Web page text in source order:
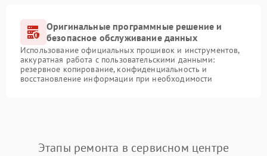
Оригинальные программные решение и
безопасное обслуживание данных
Использование официальных прошивок и инструментов,
аккуратная работа с пользовательскими данными:
резервное копирование, конфиденциальность и
восстановление информации при необходимости
Этапы ремонта в сервисном центре